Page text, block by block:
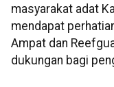
masyarakat adat
mendapat
Ampat dan
dukungan bagi